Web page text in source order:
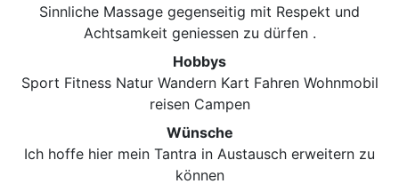
Sinnliche Massage gegenseitig mit Respekt und
Achtsamkeit geniessen zu dürfen .
Hobbys
Sport Fitness Natur Wandern Kart Fahren Wohnmobil
reisen Campen
Wünsche
Ich hoffe hier mein Tantra in Austausch erweitern zu
können